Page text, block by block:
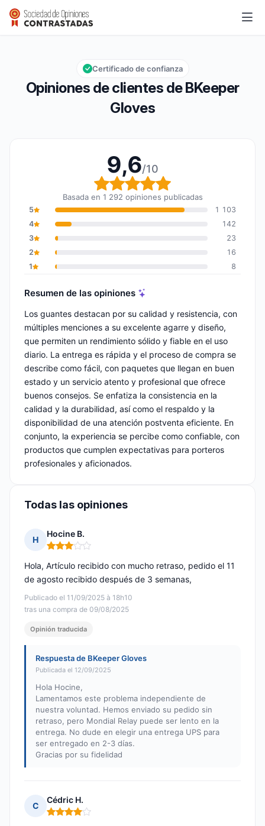
BKeeper Gloves
Calificación global: 9,6 de 10
9,6/10
Opiniones de clientes de BKeeper
Gloves
Certificado de confianza
9,6/10
Calificación global: 9,6
Basada en 1 292 opiniones publicadas
5
1 103
4
142
3
23
2
16
1
8
Resumen de las opiniones
Los guantes destacan por su calidad y resistencia, con
múltiples menciones a su excelente agarre y diseño,
que permiten un rendimiento sólido y fiable en el uso
diario. La entrega es rápida y el proceso de compra se
describe como fácil, con paquetes que llegan en buen
estado y un servicio atento y profesional que ofrece
buenos consejos. Se enfatiza la consistencia en la
calidad y la durabilidad, así como el respaldo y la
disponibilidad de una atención postventa eficiente. En
conjunto, la experiencia se percibe como confiable, con
productos que cumplen expectativas para porteros
profesionales y aficionados.
Todas las opiniones
H
Hocine B.
Nota: 3 de 5
Publicado el 11/09/2025 à 18h10
tras una compra de 09/08/2025
Hola, Artículo recibido con mucho retraso, pedido el 11
de agosto recibido después de 3 semanas,
Opinión traducida
Respuesta de BKeeper Gloves
Publicada el 12/09/2025
Hola Hocine,
Lamentamos este problema independiente de
nuestra voluntad. Hemos enviado su pedido sin
retraso, pero Mondial Relay puede ser lento en la
entrega. No dude en elegir una entrega UPS para
ser entregado en 2-3 días.
Gracias por su fidelidad
C
Cédric H.
Nota: 4 de 5